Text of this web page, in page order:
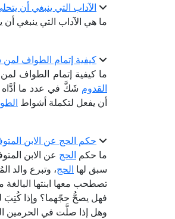
الآداب التي ينبغي أن
ما هي الآداب التي ينبغي أن
كيفية إتمام الطواف
ما كيفية إتمام الطواف
القدوم شَكَّ في عدد ما أدَّاه
أن يفعل لتكملة أشواط
حكم الحج عن الابن
ما حكم الحج عن الابن
سبق لها الحج، وتبرع والد
تصطحب معها ابنتها
فهل يصحُّ حجّهما؟ وإذا كُتِبَ
وهل إذا صلَّت في الحرمين